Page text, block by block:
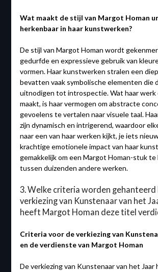
Wat maakt de stijl van Margot Homan
herkenbaar in haar kunstwerken?
De stijl van Margot Homan wordt
gedurfde en expressieve gebruik van
vormen. Haar kunstwerken stralen een
bevatten vaak symbolische elementen die
uitnodigen tot introspectie. Wat haar werk
maakt, is haar vermogen om abstracte
gevoelens te vertalen naar visuele taal.
zijn dynamisch en intrigerend, waardoor
naar een van haar werken kijkt, je iets
krachtige emotionele impact van haar
gemakkelijk om een ​​Margot Homan-stuk te
tussen duizenden andere werken.
3. Welke criteria worden gehanteerd
verkiezing van Kunstenaar van het
heeft Margot Homan deze titel
Criteria voor de verkiezing van
en de verdienste van Margot Homan
De verkiezing van Kunstenaar van het Jaar